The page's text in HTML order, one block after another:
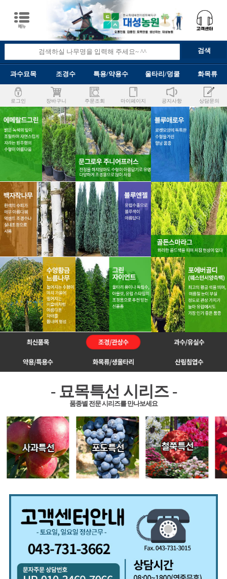
과수묘목 조경수 특용/약용수 울타리/덩쿨 화목류
로그인 장바구니 주문조회 마이페이지 공지사항 상담문의
- 묘목특선 시리즈 -